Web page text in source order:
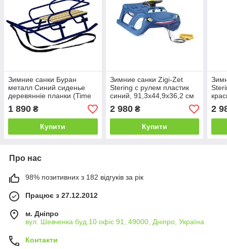
Зимние санки Буран
металл Синий сиденье
деревянніе планки (Time
Eco ТМ)
1 890 ₴
Купити
Зимние санки Zigi-Zet
Stering с рулем пластик
синий, 91,3х44,9х36,2 см
(Time Eco ТМ)
2 980₴
Купити
см
2
Про нас
98% позитивних з 182 відгуків за рік
Працює з 27.12.2012
м. Дніпро
вул. Шевченка буд.10 офіс 91, 49000, Дніпро, Україна
Контакти